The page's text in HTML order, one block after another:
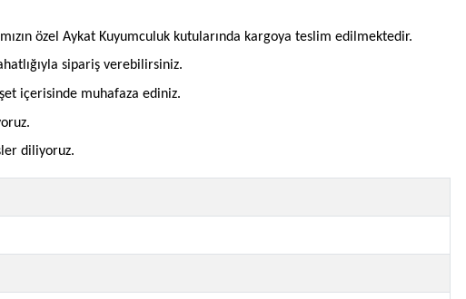
özel Aykat Kuyumculuk kutularında kargoya teslim edilmektedir.
sipariş verebilirsiniz.
içerisinde muhafaza ediniz.
diliyoruz.